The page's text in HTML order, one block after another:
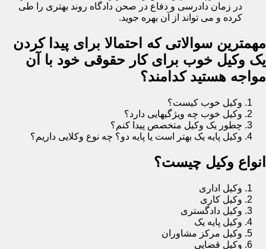
در زمان دادرسی و دفاع در صحن دادگاه روند بهتری را طی
کرده و می تواند از آن بهره جوید.
مهمترین سوالاتی که احتمالا برای پیدا کردن
یک وکیل خوب برای کار حقوقی خود با آن
مواجه هستید کدامند؟
وکیل خوب کیست؟
وکیل خوب چه ویژگیهایی دارد؟
چطور یک وکیل متخصص پیدا کنم؟
وکیل پایه یک بهتر است یا پایه دو؟ چه نوع وکلایی داریم؟
انواع وکیل چیست؟
وکیل اداری
وکیل کاری
وکیل دادگستری
وکیل پایه یک
وکیل مرکز مشاوران
وکیل قضایی